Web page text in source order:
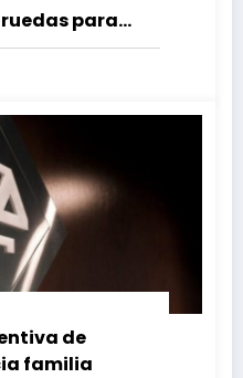
para
de
familia